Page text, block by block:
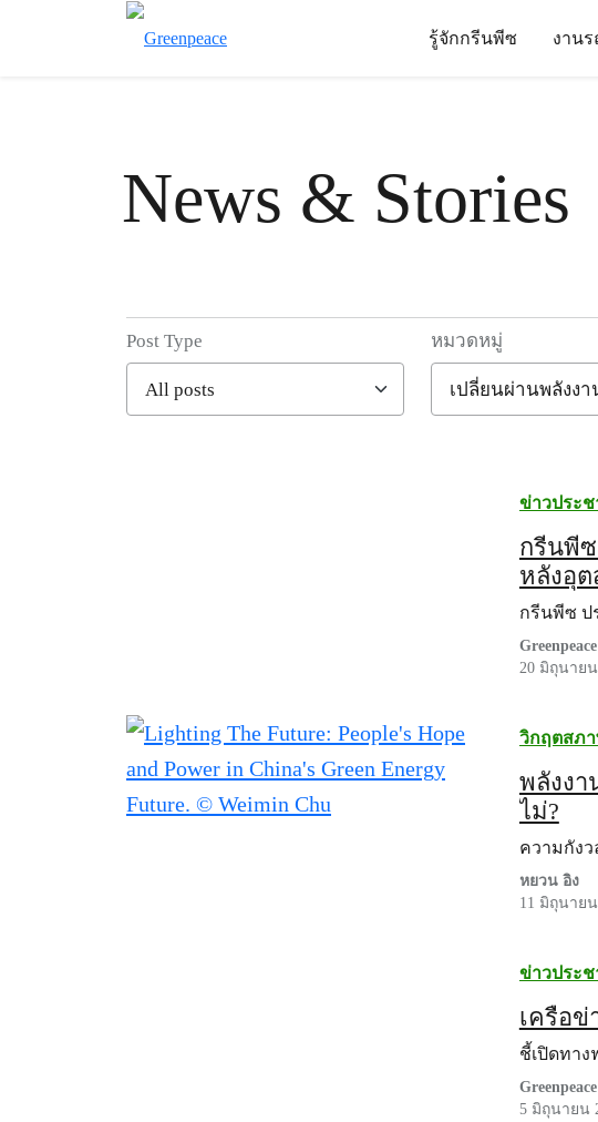
รู้จักกรีนพีซ งาน
News & Stories
Filter posts
Post Type หมวดหมู่
ข่าวประ
กรีนพี
หลังอุต
กรีนพีซ ป
20 มิถุนายน
วิกฤตสภ
พลังงา
ไม่?
ความกัง
หยวน อิง
11 มิถุนายน
ข่าวประ
เครือ
ชี้เปิดทา
5 มิถุนายน